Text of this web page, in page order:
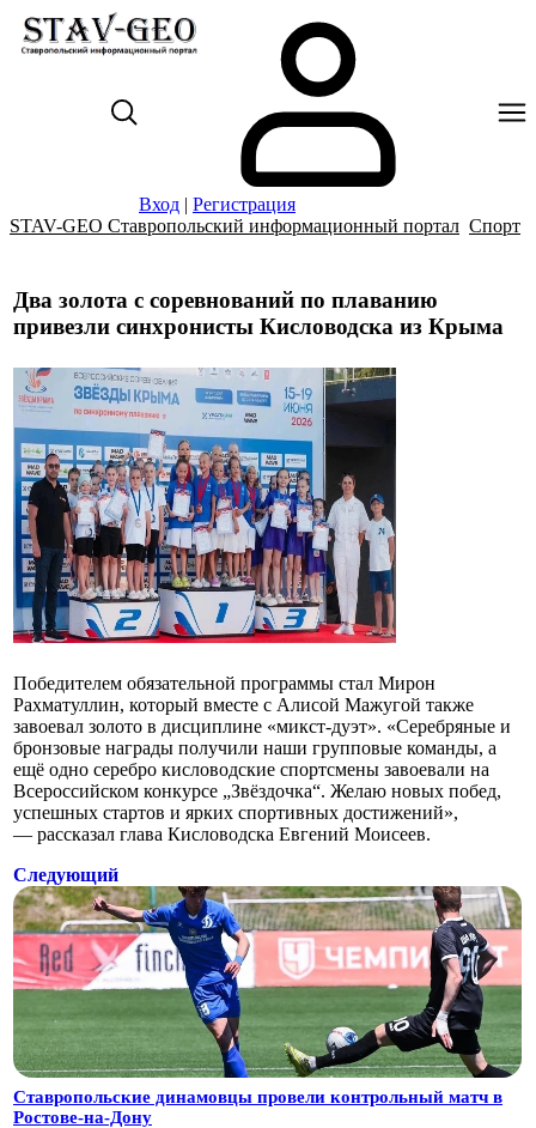
Вход | Регистрация
STAV-GEO Ставропольский информационный портал Спорт
Два золота с соревнований по плаванию
привезли синхронисты Кисловодска из Крыма
Победителем обязательной программы стал Мирон
Рахматуллин, который вместе с Алисой Мажугой также
завоевал золото в дисциплине «микст-дуэт». «Серебряные и
бронзовые награды получили наши групповые команды, а
ещё одно серебро кисловодские спортсмены завоевали на
Всероссийском конкурсе „Звёздочка“. Желаю новых побед,
успешных стартов и ярких спортивных достижений»,
— рассказал глава Кисловодска Евгений Моисеев.
Следующий
Ставропольские динамовцы провели контрольный матч в
Ростове-на-Дону